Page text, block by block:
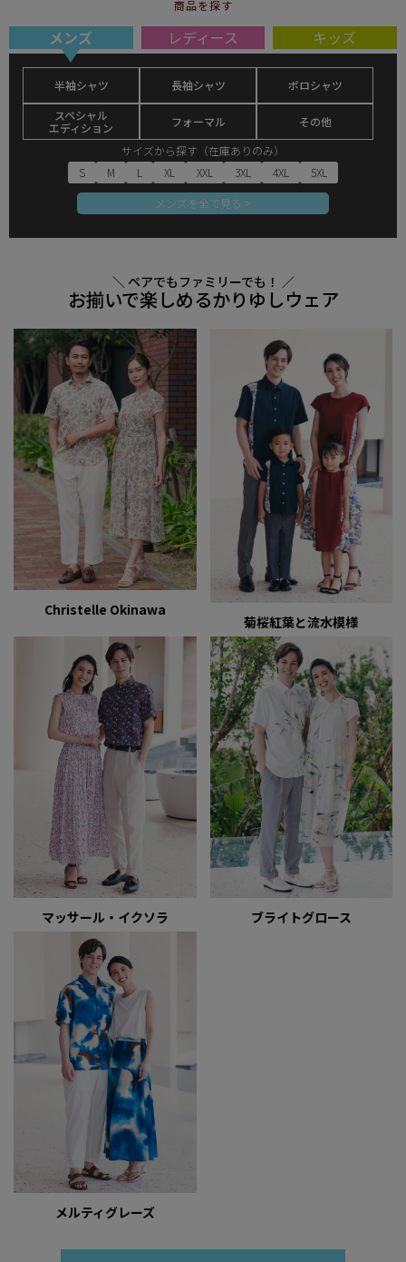
商品を探す
メンズ レディース キッズ
半袖シャツ 長袖シャツ
ポロシャツ
スペシャル
エディション
フォーマル
その他
サイズから探す（在庫ありのみ）
S
M L XL XXL 3XL 4XL
5XL
メンズを全て見る >
＼ ペアでもファミリーでも！ ／
お揃いで楽しめるかりゆしウェア
Christelle Okinawa
菊桜紅葉と流水模様
マッサール・イクソラ ブライトグロース
メルティグレーズ